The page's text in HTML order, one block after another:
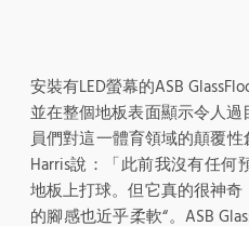
安裝有LED螢幕的ASB
並在整個地板表面顯示令人
員們對這一體育領域的顛覆
Harris說：「此前我沒有任何
地板上打球。但它真的很神
的腳感也近乎柔軟“。ASB